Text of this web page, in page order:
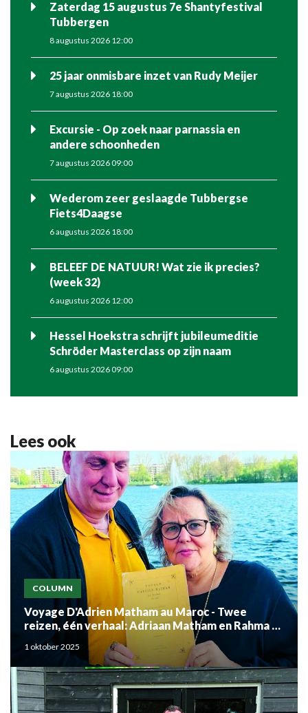
Zaterdag 15 augustus 7e Shantyfestival
Tubbergen
8 augustus 2026 12:00
25 jaar onmisbare inzet van Rudy Meijer
7 augustus 2026 18:00
Excursie - Op zoek naar parnassia en
andere schoonheden
7 augustus 2026 09:00
Wederom zeer geslaagde Tubbergse
Fiets4Daagse
6 augustus 2026 18:00
BELEEF DE NATUUR! Wat zie ik precies?
(week 32)
6 augustus 2026 12:00
Hessel Hoekstra schrijft jubileumeditie
Schröder Masterclass op zijn naam
6 augustus 2026 09:00
Lees ook
COLUMN
Voyage D'Adrien Matham au Maroc - Twee
reizen, één verhaal: Adriaan Matham en Rahma el
Mouden
1 oktober 2025